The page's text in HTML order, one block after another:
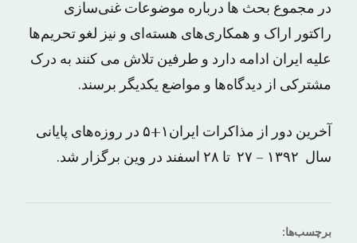
در مجموع بحث ها درباره موضوعات غنی‌سازی
راکتور اراک و همکاری‌های هسته‌ای و نیز لغو تحریم‌ها
علیه ایران ادامه دارد و طرفین تلاش می کنند به درک
مشترکی از دیدگاه‌ها و مواضع یکدیگر برسند.
آخرین دور از مذاکرات ایران۱+۵ در روزه‌های پایانی
سال ۱۳۹۲ – ۲۷ تا ۲۸ اسفند در وین برگزار شد.
برچسب‌ها: